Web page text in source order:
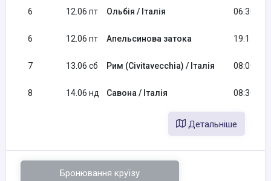
6 12.06 пт Ольбія / Італія 06:30
6 12.06 пт Апельсинова затока 19:15
7 13.06 сб Рим (Civitavecchia) / Італія 08:00
8 14.06 нд Савона / Італія 08:30
Детальніше
Бронювання круїзу